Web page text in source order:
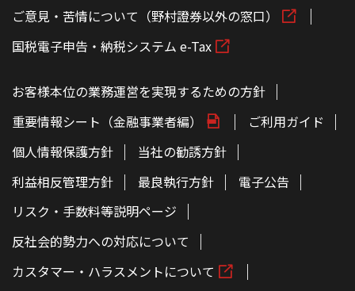
ご意見・苦情について（野村證券以外の窓口）
国税電子申告・納税システム e-Tax
お客様本位の業務運営を実現するための方針
重要情報シート（金融事業者編）
ご利用ガイド
個人情報保護方針
当社の勧誘方針
利益相反管理方針
最良執行方針
電子公告
リスク・手数料等説明ページ
反社会的勢力への対応について
カスタマー・ハラスメントについて